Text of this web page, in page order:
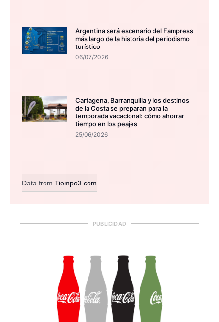
Argentina será escenario del Fampress
más largo de la historia del periodismo
turístico
06/07/2026
Cartagena, Barranquilla y los destinos
de la Costa se preparan para la
temporada vacacional: cómo ahorrar
tiempo en los peajes
25/06/2026
Data from Tiempo3.com
PUBLICIDAD